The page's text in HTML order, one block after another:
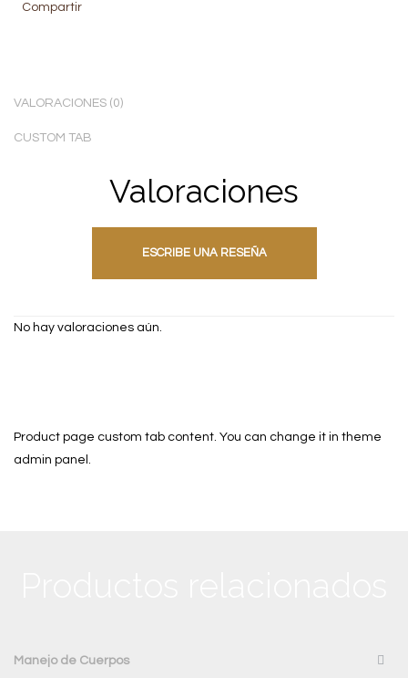
Compartir
VALORACIONES (0)
CUSTOM TAB
Valoraciones
ESCRIBE UNA RESEÑA
No hay valoraciones aún.
Product page custom tab content. You can change it in theme
admin panel.
Manejo de Cuerpos